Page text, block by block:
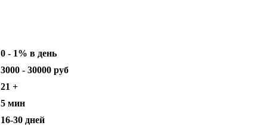
0 - 1% в день
3000 - 30000 руб
21 +
5 мин
16-30 дней